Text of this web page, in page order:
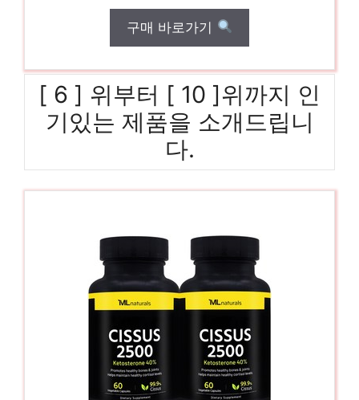
구매 바로가기
[ 6 ] 위부터 [ 10 ]위까지 인
기있는 제품을 소개드립니
다.